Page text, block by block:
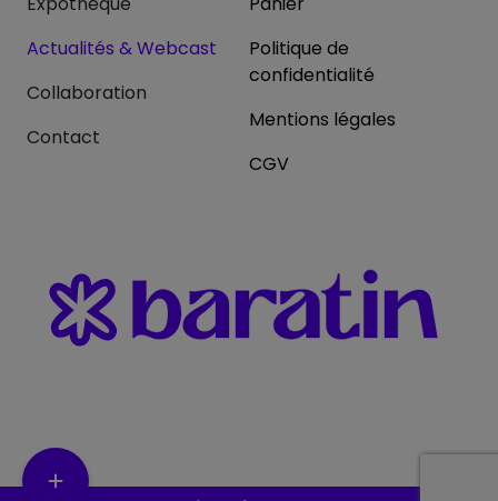
Actualités & Webcast
Collaboration
Contact
Politique de
confidentialité
Mentions légales
CGV